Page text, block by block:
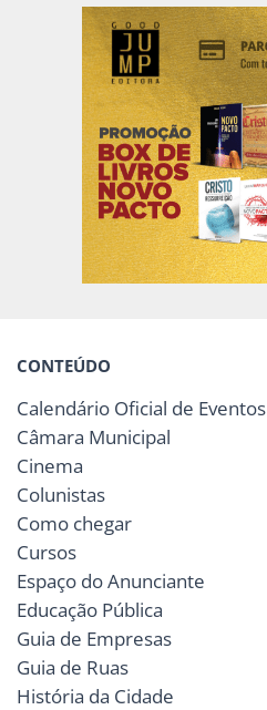
CONTEÚDO
Calendário Oficial de Eventos
Câmara Municipal
Cinema
Colunistas
Como chegar
Cursos
Espaço do Anunciante
Educação Pública
Guia de Empresas
Guia de Ruas
História da Cidade